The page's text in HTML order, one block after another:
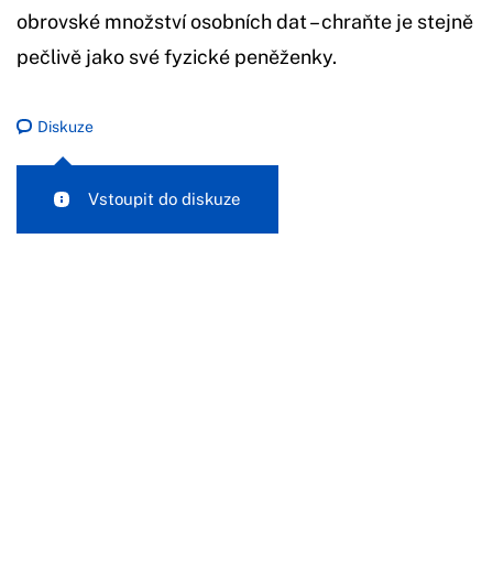
obrovské množství osobních dat – chraňte je stejně
pečlivě jako své fyzické peněženky.
Diskuze
Vstoupit do diskuze